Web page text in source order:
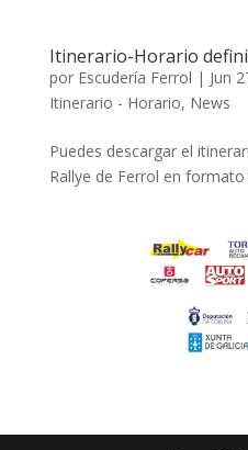
Itinerario-Horario
por Escudería Ferrol | Jun
Itinerario - Horario, News
Puedes descargar el
Rallye de Ferrol en formato